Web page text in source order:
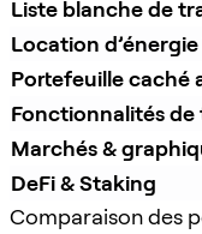
Liste blanche de
Location d’énergie
Portefeuille caché
Fonctionnalités
Marchés &
DeFi & Staking
Comparaison des